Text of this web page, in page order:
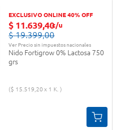
EXCLUSIVO ONLINE 40% OFF
$ 11.639,40c/u
$ 19.399,00
Ver Precio sin impuestos nacionales
Nido Fortigrow 0% Lactosa 750
grs
$ 15.519,20 1 K.